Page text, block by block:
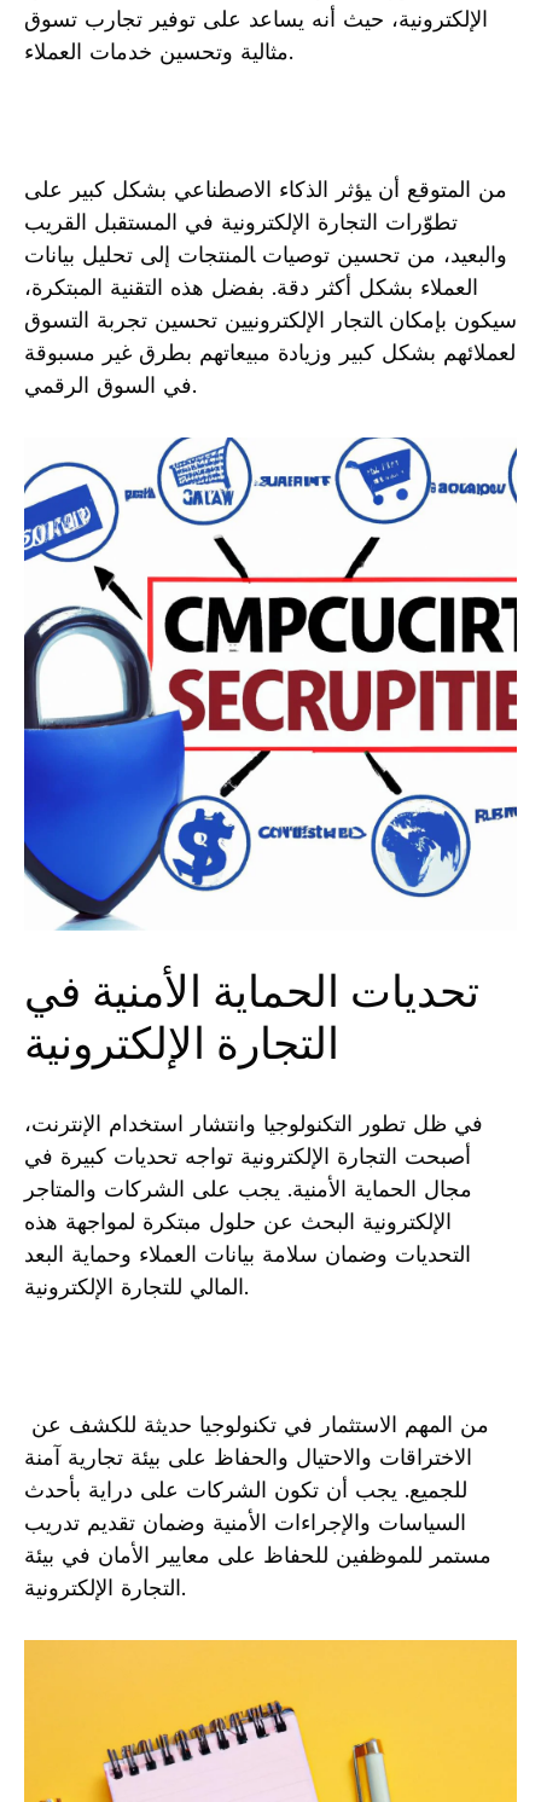
الإلكترونية، ‌حيث ⁤أنه يساعد على توفير تجارب تسوق
مثالية وتحسين خدمات العملاء.
من المتوقع أن ‍يؤثر الذكاء الاصطناعي بشكل كبير على
تطوّرات ‌التجارة الإلكترونية في المستقبل القريب
والبعيد، من تحسين توصيات ‍المنتجات إلى تحليل بيانات
العملاء بشكل أكثر دقة.‌ بفضل هذه التقنية المبتكرة،
سيكون بإمكان ‍التجار الإلكترونيين تحسين تجربة التسوق
لعملائهم ‌بشكل كبير وزيادة مبيعاتهم بطرق غير مسبوقة
في السوق الرقمي.
تحديات الحماية الأمنية في
التجارة الإلكترونية
في ظل تطور التكنولوجيا ⁣وانتشار⁢ استخدام الإنترنت،
أصبحت التجارة الإلكترونية تواجه تحديات كبيرة في
مجال الحماية الأمنية. يجب على الشركات والمتاجر
الإلكترونية البحث عن حلول مبتكرة لمواجهة هذه
التحديات⁣ وضمان سلامة بيانات العملاء وحماية البعد
المالي للتجارة‌ الإلكترونية.
الاختراقات والاحتيال والحفاظ على بيئة تجارية آمنة
للجميع. يجب أن تكون الشركات ⁣على دراية بأحدث
السياسات والإجراءات الأمنية وضمان تقديم⁢ تدريب
مستمر للموظفين للحفاظ على معايير الأمان في بيئة
التجارة الإلكترونية.